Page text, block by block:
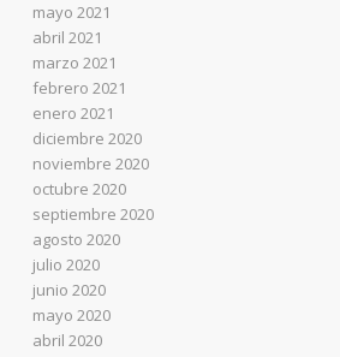
mayo 2021
abril 2021
marzo 2021
febrero 2021
enero 2021
diciembre 2020
noviembre 2020
octubre 2020
septiembre 2020
agosto 2020
julio 2020
junio 2020
mayo 2020
abril 2020